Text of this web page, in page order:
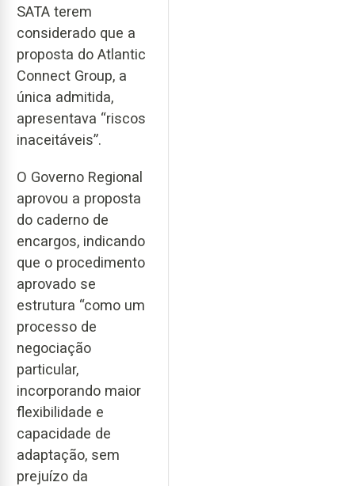
SATA terem
considerado que a
proposta do Atlantic
Connect Group, a
única admitida,
apresentava “riscos
inaceitáveis”.
O Governo Regional
aprovou a proposta
do caderno de
encargos, indicando
que o procedimento
aprovado se
estrutura “como um
processo de
negociação
particular,
incorporando maior
flexibilidade e
capacidade de
adaptação, sem
prejuízo da